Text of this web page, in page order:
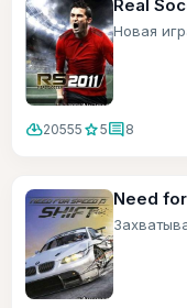
Real
Новая
cloud_download20555 star5comment8
Need